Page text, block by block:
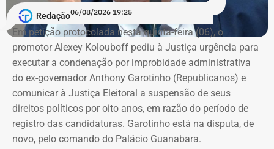
Redação06/08/2026 19:25
Em petição protocolada nesta quinta-feira (06), o
promotor Alexey Kolouboff pediu à Justiça urgência para
executar a condenação por improbidade administrativa
do ex-governador Anthony Garotinho (Republicanos) e
comunicar à Justiça Eleitoral a suspensão de seus
direitos políticos por oito anos, em razão do período de
registro das candidaturas. Garotinho está na disputa, de
novo, pelo comando do Palácio Guanabara.